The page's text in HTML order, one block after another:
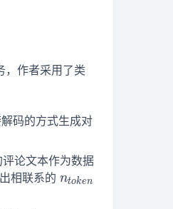
，作者采用了类
码的方式生成对
论文本作为数据
相联系的n_{token}
ntoken